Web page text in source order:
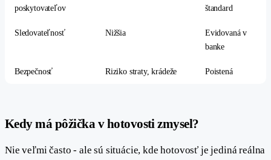
poskytovateľov
štandard
Sledovateľnosť Nižšia
Evidovaná v
banke
Bezpečnosť Riziko straty, krádeže Poistená
Kedy má pôžička v hotovosti zmysel?
Nie veľmi často - ale sú situácie, kde hotovosť je jediná reálna